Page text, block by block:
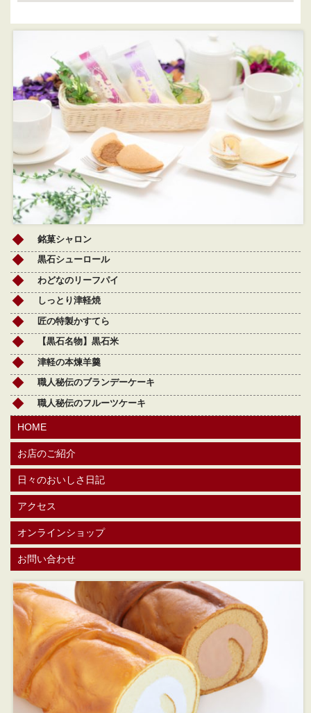
銘菓シャロン
黒石シューロール
わどなのリーフパイ
しっとり津軽焼
匠の特製かすてら
【黒石名物】黒石米
津軽の本煉羊羹
職人秘伝のブランデーケーキ
職人秘伝のフルーツケーキ
HOME
お店のご紹介
日々のおいしさ日記
アクセス
オンラインショップ
お問い合わせ